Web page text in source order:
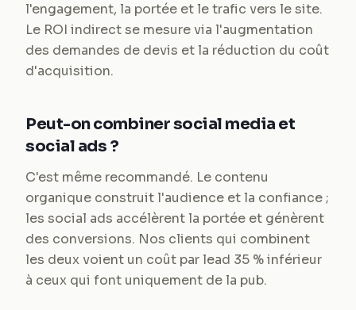
l'engagement, la portée et le trafic vers le site.
Le ROI indirect se mesure via l'augmentation
des demandes de devis et la réduction du coût
d'acquisition.
Peut-on combiner social media et
social ads ?
C'est même recommandé. Le contenu
organique construit l'audience et la confiance ;
les social ads accélèrent la portée et génèrent
des conversions. Nos clients qui combinent
les deux voient un coût par lead 35 % inférieur
à ceux qui font uniquement de la pub.